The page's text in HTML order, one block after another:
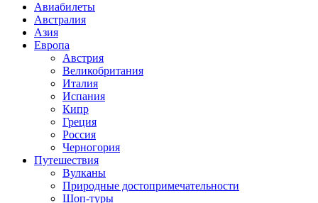
Авиабилеты
Австралия
Азия
Европа
Австрия
Великобритания
Италия
Испания
Кипр
Греция
Россия
Черногория
Путешествия
Вулканы
Природные достопримечательности
Шоп-туры